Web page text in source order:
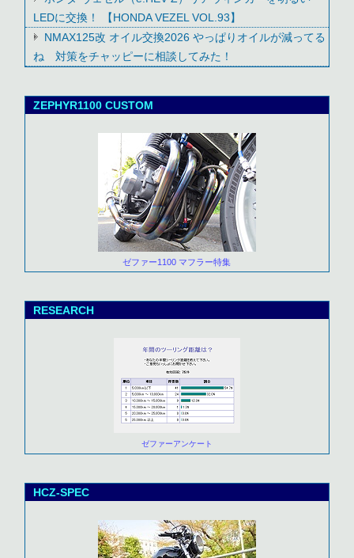
LEDに交換！ 【HONDA VEZEL VOL.93】
NMAX125改 オイル交換2026 やっぱりオイルが減ってる
ね 対策をチャッピーに相談してみた！
ZEPHYR1100 CUSTOM
ゼファー1100 マフラー特集
RESEARCH
ゼファーアンケート
HCZ-SPEC